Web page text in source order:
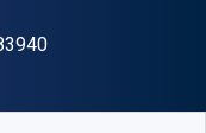
"ISBN-13